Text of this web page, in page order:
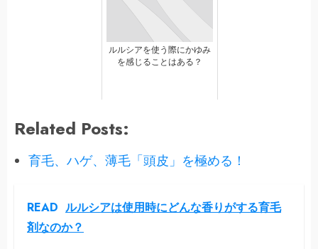
ルルシアを使う際にかゆみ
を感じることはある？
Related Posts:
育毛、ハゲ、薄毛「頭皮」を極める！
READ ルルシアは使用時にどんな香りがする育毛
剤なのか？